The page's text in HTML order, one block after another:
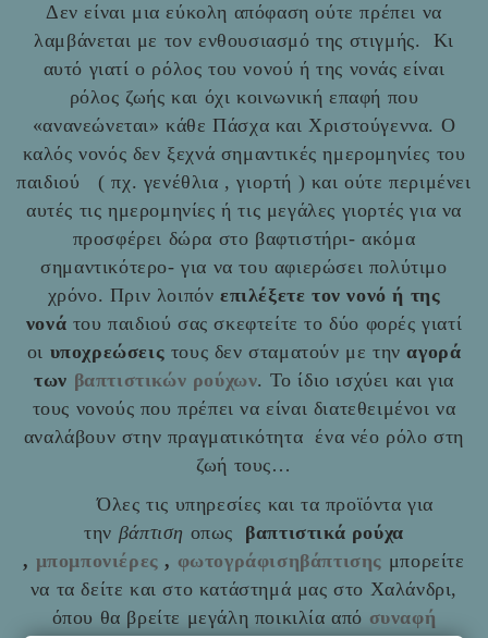
Δεν είναι μια εύκολη απόφαση ούτε πρέπει να
λαμβάνεται με τον ενθουσιασμό της στιγμής. Κι
αυτό γιατί ο ρόλος του νονού ή της νονάς είναι
ρόλος ζωής και όχι κοινωνική επαφή που
«ανανεώνεται» κάθε Πάσχα και Χριστούγεννα. Ο
καλός νονός δεν ξεχνά σημαντικές ημερομηνίες του
παιδιού ( πχ. γενέθλια , γιορτή ) και ούτε περιμένει
αυτές τις ημερομηνίες ή τις μεγάλες γιορτές για να
προσφέρει δώρα στο βαφτιστήρι- ακόμα
σημαντικότερο- για να του αφιερώσει πολύτιμο
χρόνο. Πριν λοιπόν επιλέξετε τον νονό ή της
νονά του παιδιού σας σκεφτείτε το δύο φορές γιατί
οι υποχρεώσεις τους δεν σταματούν με τηναγορά
των βαπτιστικών ρούχων. Το ίδιο ισχύει και για
τους νονούς που πρέπει να είναι διατεθειμένοι να
αναλάβουν στην πραγματικότητα ένα νέο ρόλο στη
ζωή τους…
Όλες τις υπηρεσίες και τα προϊόντα για
την βάπτιση οπως
βαπτιστικά ρούχα
, μπομπονιέρες , φωτογράφισηβάπτισης μπορείτε
να τα δείτε και στο κατάστημά μας στο Χαλάνδρι,
όπου θα βρείτε μεγάλη ποικιλία από συναφή